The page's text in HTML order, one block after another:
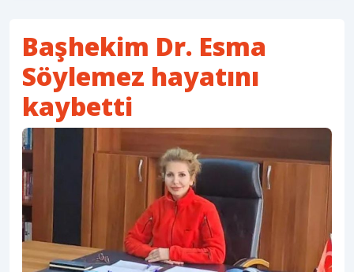
Başhekim Dr. Esma
Söylemez hayatını
kaybetti